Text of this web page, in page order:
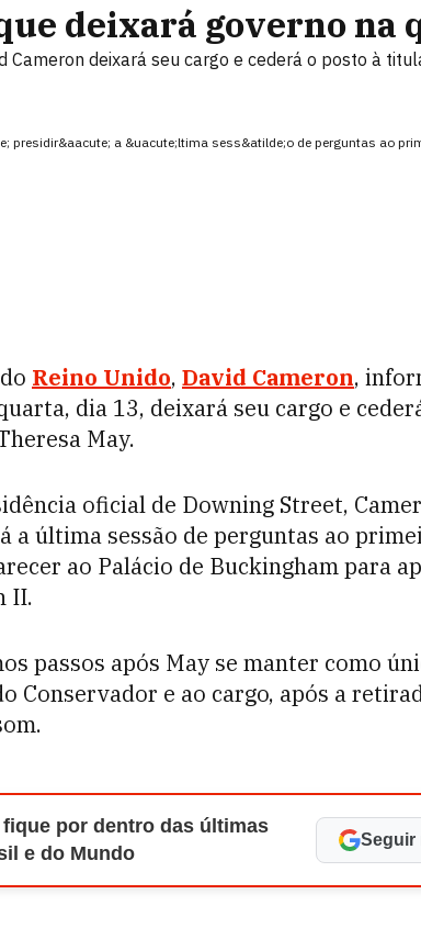
deixará governo na
Cameron deixará seu cargo e cederá o posto à
presidir&aacute; a &uacute;ltima sess&atilde;o de perguntas ao
Reino Unido, David Cameron,
dia 13, deixará seu cargo e
May.
oficial de Downing Street,
a última sessão de perguntas ao
ao Palácio de Buckingham para
II.
passos após May se manter como
Conservador e ao cargo, após a
fique por dentro das últimas
e do Mundo
Seguir